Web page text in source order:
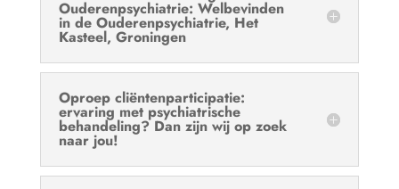
Ouderenpsychiatrie: Welbevinden
in de Ouderenpsychiatrie, Het
Kasteel, Groningen
Oproep cliëntenparticipatie:
ervaring met psychiatrische
behandeling? Dan zijn wij op zoek
naar jou!